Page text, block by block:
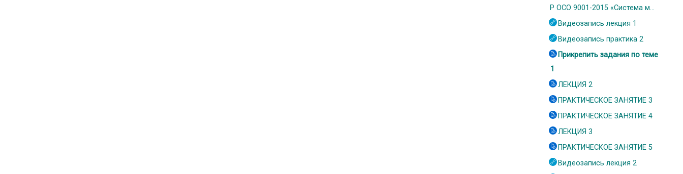
Р ОСО 9001-2015 «Система м...
Видеозапись лекция 1
Видеозапись практика 2
Прикрепить задания по теме
1
ЛЕКЦИЯ 2
ПРАКТИЧЕСКОЕ ЗАНЯТИЕ 3
ПРАКТИЧЕСКОЕ ЗАНЯТИЕ 4
ЛЕКЦИЯ 3
ПРАКТИЧЕСКОЕ ЗАНЯТИЕ 5
Видеозапись лекция 2